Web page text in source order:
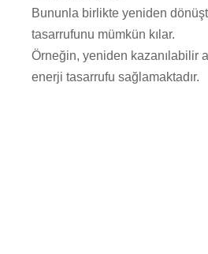
Bununla birlikte yeniden
tasarrufunu mümkün kılar.
Örneğin, yeniden kazanılabilir
enerji tasarrufu sağlamaktadır.